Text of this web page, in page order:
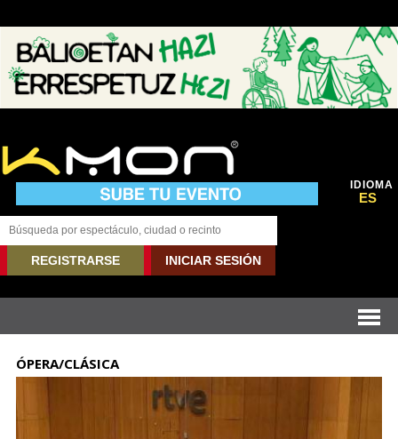
IDIOMA
ES
REGISTRARSE INICIAR SESIÓN
ÓPERA/CLÁSICA